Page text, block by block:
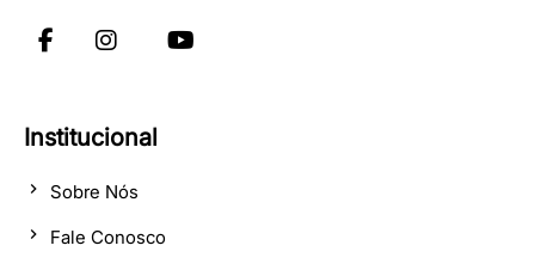
Institucional
Sobre Nós
Fale Conosco